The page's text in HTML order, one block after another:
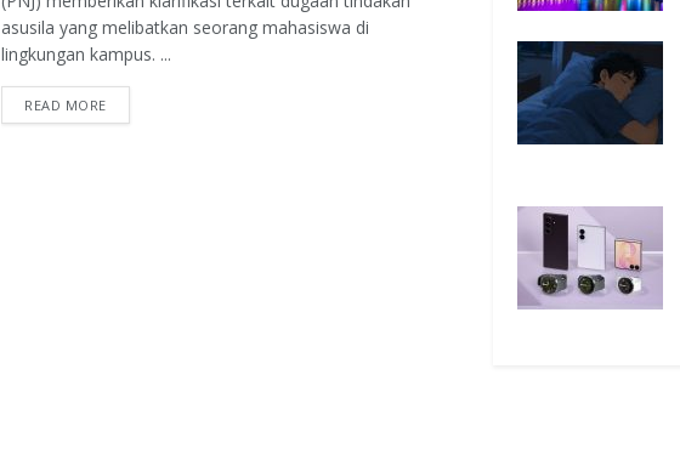
asusila yang melibatkan seorang mahasiswa di
lingkungan kampus. ...
READ MORE